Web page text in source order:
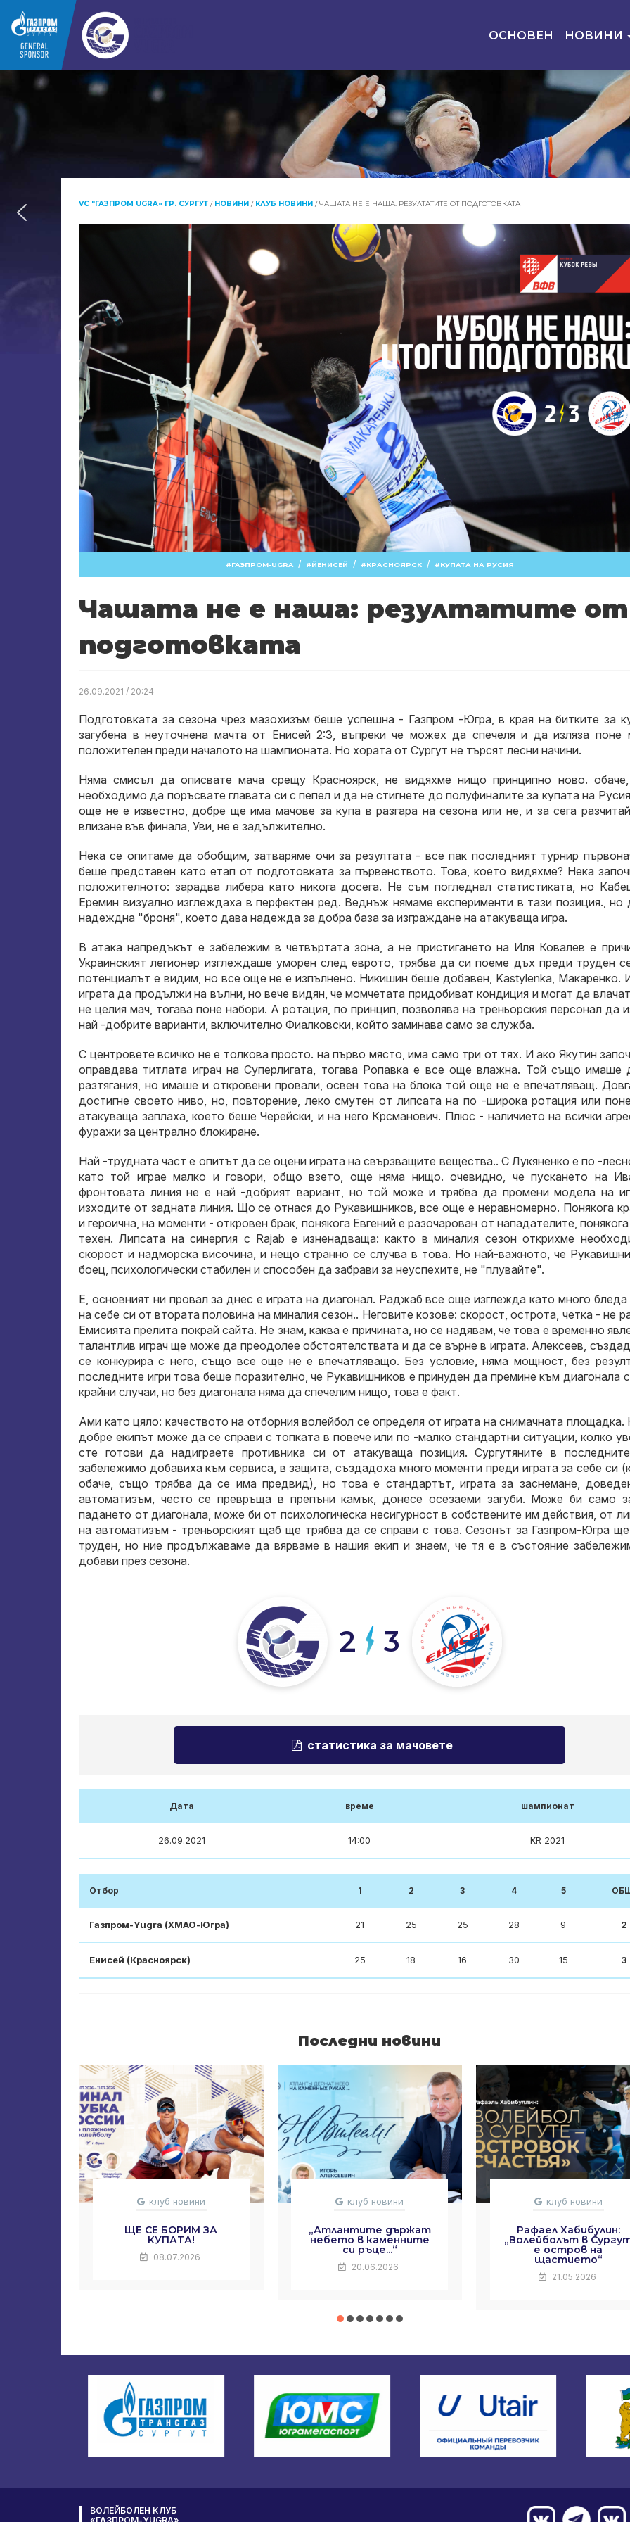
ОСНОВЕН НОВИНИ
VC "ГАЗПРОМ UGRA» ГР. СУРГУТ / НОВИНИ / КЛУБ НОВИНИ /ЧАШАТА НЕ Е НАША: РЕЗУЛТАТИТЕ ОТ ПОДГОТОВКАТА
ГАЗПРОМ-UGRA / ЙЕНИСЕЙ / КРАСНОЯРСК / КУПАТА НА РУСИЯ
Чашата не е наша: резултатите от
подготовката
26.09.2021 / 20:24
Подготовката за сезона чрез мазохизъм беше успешна - Газпром -Югра, в края на битките за
загубена в неуточнена мачта от Енисей 2:3, въпреки че можех да спечеля и да изляза поне
положителен преди началото на шампионата. Но хората от Сургут не търсят лесни начини.
Няма смисъл да описвате мача срещу Красноярск, не видяхме нищо принципно ново.
необходимо да поръсвате главата си с пепел и да не стигнете до полуфиналите за купата на
още не е известно, добре ще има мачове за купа в разгара на сезона или не, и за сега
влизане във финала, Уви, не е задължително.
Нека се опитаме да обобщим, затваряме очи за резултата - все пак последният турнир
беше представен като етап от подготовката за първенството. Това, което видяхме? Нека
положителното: зарадва либера като никога досега. Не съм погледнал статистиката, но
Еремин визуално изглеждаха в перфектен ред. Веднъж нямаме експерименти в тази позиция., но
надеждна "броня", което дава надежда за добра база за изграждане на атакуваща игра.
В атака напредъкът е забележим в четвъртата зона, а не пристигането на Иля Ковалев е
Украинският легионер изглеждаше уморен след еврото, трябва да си поеме дъх преди труден
потенциалът е видим, но все още не е изпълнено. Никишин беше добавен, Kastylenka, Макаренко.
играта да продължи на вълни, но вече видян, че момчетата придобиват кондиция и могат да
не целия мач, тогава поне набори. А ротация, по принцип, позволява на треньорския персонал да
най -добрите варианти, включително Фиалковски, който заминава само за служба.
С центровете всичко не е толкова просто. на първо място, има само три от тях. И ако Якутин
оправдава титлата играч на Суперлигата, тогава Ропавка е все още влажна. Той също имаше
разтягания, но имаше и откровени провали, освен това на блока той още не е впечатляващ.
достигне своето ниво, но, повторение, леко смутен от липсата на по -широка ротация или
атакуваща заплаха, което беше Черейски, и на него Крсманович. Плюс - наличието на всички
фуражи за централно блокиране.
Най -трудната част е опитът да се оцени играта на свързващите вещества.. С Лукяненко е по -
като той играе малко и говори, общо взето, още няма нищо. очевидно, че пускането на
фронтовата линия не е най -добрият вариант, но той може и трябва да промени модела на
изходите от задната линия. Що се отнася до Рукавишников, все още е неравномерно. Понякога
и героична, на моменти - откровен брак, понякога Евгений е разочарован от нападателите,
техен. Липсата на синергия с Rajab е изненадваща: както в миналия сезон открихме
скорост и надморска височина, и нещо странно се случва в това. Но най-важното, че
боец, психологически стабилен и способен да забрави за неуспехите, не "плувайте".
Е, основният ни провал за днес е играта на диагонал. Раджаб все още изглежда като много бледа
на себе си от втората половина на миналия сезон.. Неговите козове: скорост, острота, четка - не
Емисията прелита покрай сайта. Не знам, каква е причината, но се надявам, че това е временно
талантлив играч ще може да преодолее обстоятелствата и да се върне в играта. Алексеев,
се конкурира с него, също все още не е впечатляващо. Без условие, няма мощност, без
последните игри това беше поразително, че Рукавишников е принуден да премине към диагонала
крайни случаи, но без диагонала няма да спечелим нищо, това е факт.
Ами като цяло: качеството на отборния волейбол се определя от играта на снимачната площадка.
добре екипът може да се справи с топката в повече или по -малко стандартни ситуации, колко
сте готови да надиграете противника си от атакуваща позиция. Сургутяните в
забележимо добавиха към сервиса, в защита, създадоха много моменти преди играта за себе си
обаче, също трябва да се има предвид), но това е стандартът, играта за заснемане,
автоматизъм, често се превръща в препъни камък, донесе осезаеми загуби. Може би само
падането от диагонала, може би от психологическа несигурност в собствените им действия, от
на автоматизъм - треньорският щаб ще трябва да се справи с това. Сезонът за Газпром-Югра
труден, но ние продължаваме да вярваме в нашия екип и знаем, че тя е в състояние
добави през сезона.
2 3
статистика за мачовете
Дата време шампионат
26.09.2021 14:00 KR 2021
Отбор 1 2 3 4 5
Газпром-Yugra (ХМАО-Югра) 21 25 25 28 9 2
Енисей (Красноярск) 25 18 16 30 15 3
Последни новини
клуб новини
ЩЕ СЕ БОРИМ ЗА
КУПАТА!
08.07.2026
клуб новини
„Атлантите държат
небето в каменните
си ръце...“
20.06.2026
клуб новини
Рафаел Хабибулин:
„Волейболът в
е остров на
щастието“
21.05.2026
ВОЛЕЙБОЛЕН КЛУБ